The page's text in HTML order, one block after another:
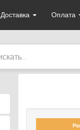
Доставка Оплата